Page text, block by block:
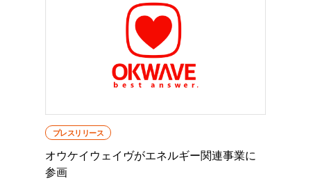
プレスリリース
オウケイウェイヴがエネルギー関連事業に
参画